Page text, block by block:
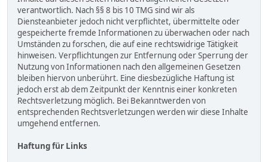
verantwortlich. Nach §§ 8 bis 10 TMG sind wir als
Diensteanbieter jedoch nicht verpflichtet, übermittelte oder
gespeicherte fremde Informationen zu überwachen oder nach
Umständen zu forschen, die auf eine rechtswidrige Tätigkeit
hinweisen. Verpflichtungen zur Entfernung oder Sperrung der
Nutzung von Informationen nach den allgemeinen Gesetzen
bleiben hiervon unberührt. Eine diesbezügliche Haftung ist
jedoch erst ab dem Zeitpunkt der Kenntnis einer konkreten
Rechtsverletzung möglich. Bei Bekanntwerden von
entsprechenden Rechtsverletzungen werden wir diese Inhalte
umgehend entfernen.
Haftung für Links